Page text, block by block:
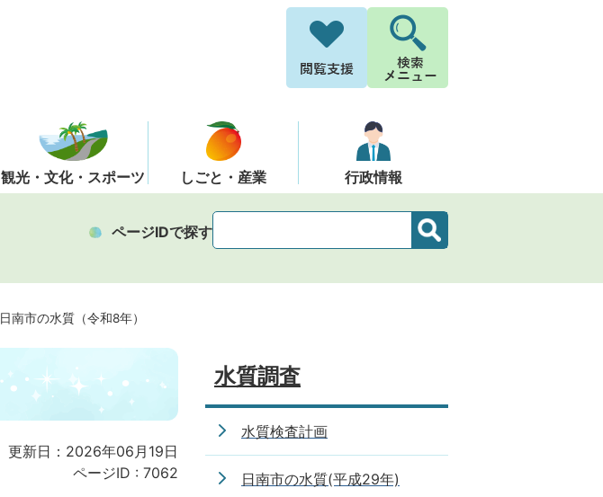
観光・文化・スポーツ しごと・産業 行政情報
ページIDで探す
日南市の水質（令和8年）
更新日：2026年06月19日
ページID : 7062
水質調査
水質検査計画
日南市の水質(平成29年)